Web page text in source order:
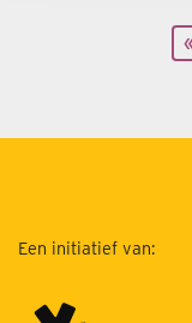
Een initiatief van: